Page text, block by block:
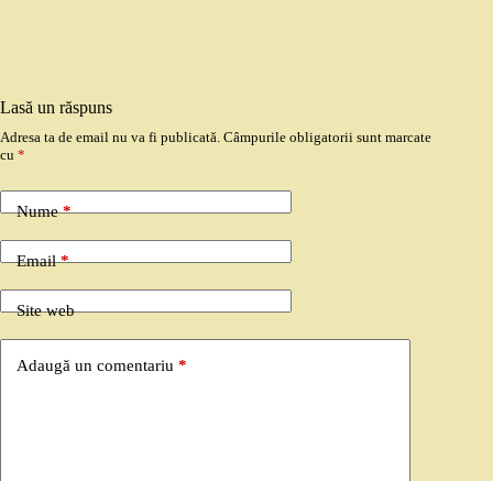
Lasă un răspuns
Adresa ta de email nu va fi publicată. Câmpurile obligatorii sunt marcate
cu *
Nume*
Email*
Site web
Adaugă un comentariu *